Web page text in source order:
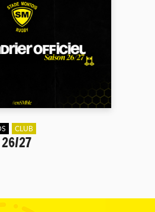
CLUB
26/27